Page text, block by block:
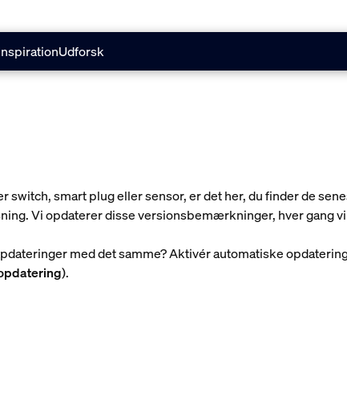
Udforsk
switch, smart plug eller sensor, er det her, du finder de
Vi opdaterer disse versionsbemærkninger, hver gang
med det samme? Aktivér automatiske
).